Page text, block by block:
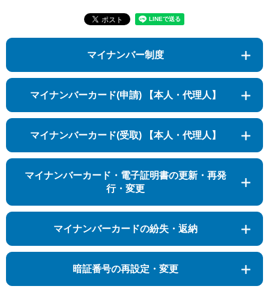
マイナンバー制度
マイナンバーカード(申請) 【本人・代理人】
マイナンバーカード(受取) 【本人・代理人】
マイナンバーカード・電子証明書の更新・再発
行・変更
マイナンバーカードの紛失・返納
暗証番号の再設定・変更